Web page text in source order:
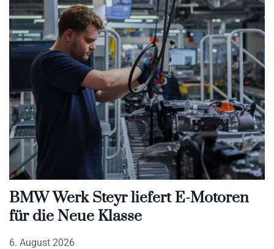
BMW Werk Steyr liefert E-Motoren
für die Neue Klasse
6. August 2026